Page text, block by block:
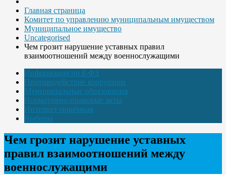
Главная страница
Комитет по управлению муниципальным имуществом
Муниципальное имущество
Uncategorised
Чем грозит нарушение уставных правил
взаимоотношений между военнослужащими
Информация по 8-ФЗ
Противодействие коррупции
Муниципальные образования
Нормативно-правовые акты
Интернет-приёмная
Выборы
Чем грозит нарушение уставных
правил взаимоотношений между
военнослужащими